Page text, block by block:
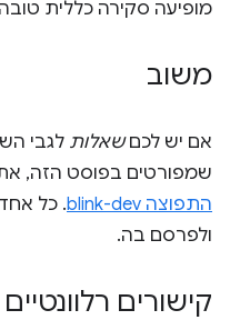
מופיעה סקירה כללית
משוב
אם יש לכםשאלות לגבי
שמפורטים בפוסט הזה,
התפוצה blink-dev
. כל
ולפרסם בה.
קישורים רלוונטיים